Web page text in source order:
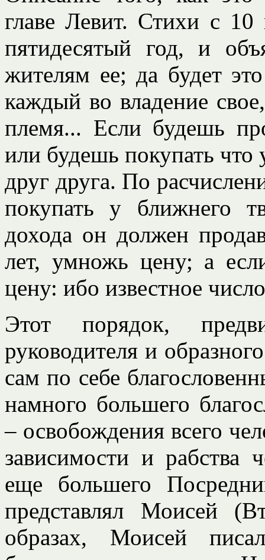
главе Левит. Стихи с 10
пятидесятый год, и
жителям ее; да будет
каждый во владение
племя... Если будешь
или будешь покупать что
друг друга. По
покупать у ближнего
дохода он должен
лет, умножь цену; а
цену: ибо известное
Этот порядок,
руководителя и
сам по себе
намного большего
– освобождения всего
зависимости и рабства
еще большего
представлял Моисей
образах, Моисей